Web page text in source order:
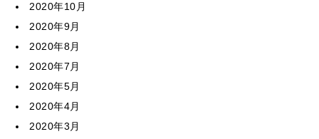
2020年10月
2020年9月
2020年8月
2020年7月
2020年5月
2020年4月
2020年3月